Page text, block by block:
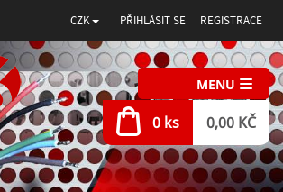
CZK PŘIHLÁSIT SE REGISTRACE
MENU
0 ks 0,00 KČ